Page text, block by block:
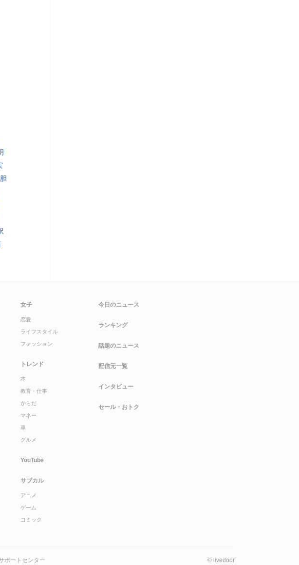
女子
恋愛
ライフスタイル
ファッション
トレンド
本
教育・仕事
からだ
マネー
車
グルメ
YouTube
サブカル
アニメ
ゲーム
コミック
今日のニュース
ランキング
話題のニュース
配信元一覧
インタビュー
セール・おトク
ポートセンター © livedoor